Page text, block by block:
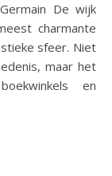
De wijk
charmante
sfeer. Niet
maar het
en